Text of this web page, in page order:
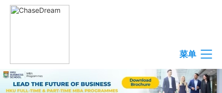
菜单